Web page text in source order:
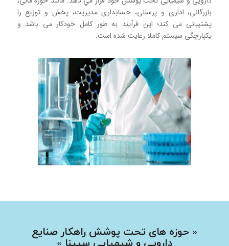
بازرگانی، اداری و پرسنلی، حسابداری مديريت، پخش و توزیع را
پشتيبانی می كند؛ این فرآیند به طور کامل خودکار می باشد و
يكپارچگی سيستم كاملا رعايت شده است.
« حوزه های تحت پوشش راهکار صنایع